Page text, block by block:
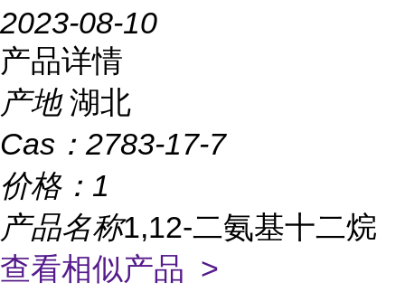
2023-08-10
产品详情
产地 湖北
Cas： 2783-17-7
价格： 1
产品名称1,12-二氨基十二烷
查看相似产品 >